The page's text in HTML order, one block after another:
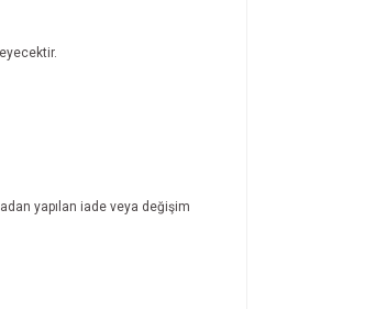
yapılan iade veya değişim